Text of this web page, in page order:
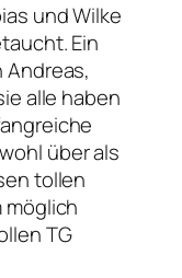
und Wilke
Ein
Andreas,
alle haben
über als
tollen
möglich
TG